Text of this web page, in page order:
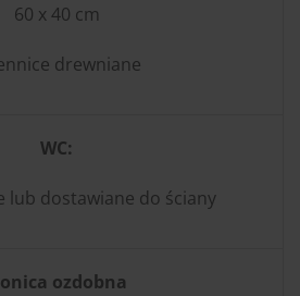
60 x 40 cm
drewniane
WC:
lub dostawiane do ściany
ozdobna